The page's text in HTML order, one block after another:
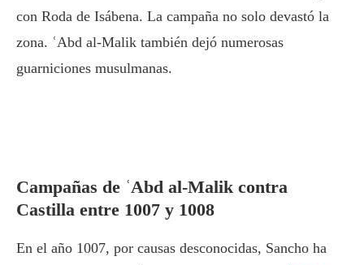
con Roda de Isábena. La campaña no solo devastó la
zona. ʿAbd al-Malik también dejó numerosas
guarniciones musulmanas.
Campañas de ʿAbd al-Malik contra
Castilla entre 1007 y 1008
En el año 1007, por causas desconocidas, Sancho ha